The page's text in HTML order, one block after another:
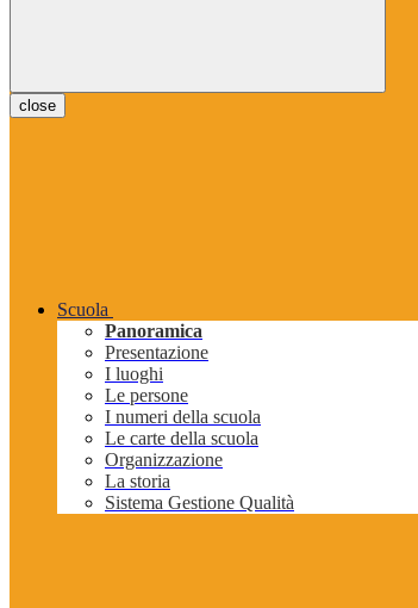
close
Scuola
Panoramica
Presentazione
I luoghi
Le persone
I numeri della scuola
Le carte della scuola
Organizzazione
La storia
Sistema Gestione Qualità